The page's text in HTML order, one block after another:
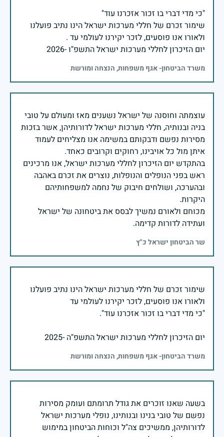
שימור זכרם של חללי מערכות ישראל הינו נתיב פועלנו
יום הזיכרון לחללי מערכות ישראל התשפ"ו -2026
משרד הביטחון- אגף משפחות, הנצחה ומורשת
עוצמתה וחוסנה של ישראל נשענים מאז ומעולם על טובי
בניה ובנותיה, חללי מערכות ישראל לדורותיהן, אשר בזכות
מסירות נפשם ודבקותם במשימה אנו מצליחים לעמוד
בהתקדש יום הזיכרון לחללי מערכות ישראל, אנו מרכינים
ראש בפני הנופלים והנופלות, נוצרים את זכרם באהבה
ובהערכה, ושולחים חיבוק של נחמה למשפחותיהם
מכוחם ולאורם נמשיך לבסס את ביטחונה של ישראל
ועתידה לדורות קדימה.
שר הביטחון ישראל כ"ץ
שימור זכרם של חללי מערכות ישראל הינו נתיב פועלנו
יום הזיכרון לחללי מערכות ישראל התשפ"ה -2025
משרד הביטחון- אגף משפחות, הנצחה ומורשת
בשעה שאנו זוכרים את גודל תרומתם ועומק מסירות
נפשם של טובי בנינו ובנותינו, נופלי מערכות ישראל
לדורותיהן, ממשיכים צה"ל וכוחות הביטחון במימוש